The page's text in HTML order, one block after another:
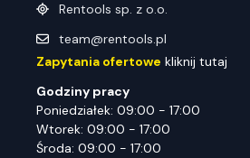
Rentools sp. z o.o.
team@rentools.pl
Zapytania ofertowe kliknij tutaj
Godziny pracy
Poniedziałek: 09:00 - 17:00
Wtorek: 09:00 - 17:00
Środa: 09:00 - 17:00